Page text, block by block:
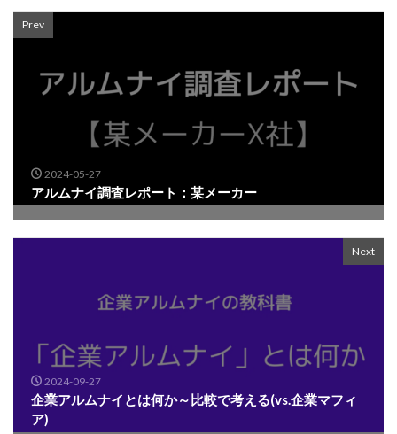
Prev
2024-05-27
アルムナイ調査レポート：某メーカー
Next
2024-09-27
企業アルムナイとは何か～比較で考える(vs.企業マフィ
ア)